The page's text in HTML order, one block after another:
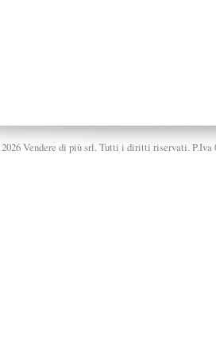
Vendere di più srl. Tutti i diritti riservati. P.Iva